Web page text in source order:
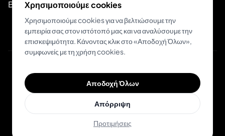
Branding Kit
© 2026 Inkjin
Πολιτική ΑπορρήτουΌροι Χρήσης
Χρησιμοποιούμε cookies
Χρησιμοποιούμε cookies για να βελτιώσουμε την
εμπειρία σας στον ιστότοπό μας και να αναλύσουμε την
επισκεψιμότητα. Κάνοντας κλικ στο «Αποδοχή Όλων»,
συμφωνείς με τη χρήση cookies.
Αποδοχή Όλων
Απόρριψη
Προτιμήσεις